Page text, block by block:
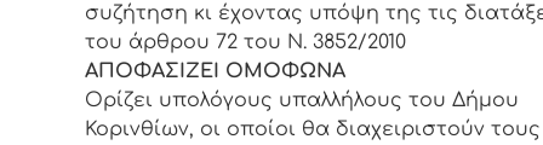
συζήτηση κι έχοντας υπόψη της τις
του άρθρου 72 του Ν. 3852/2010
ΑΠΟΦΑΣΙΖΕΙ ΟΜΟΦΩΝΑ
Ορίζει υπολόγους υπαλλήλους του Δήμου
Κορινθίων, οι οποίοι θα διαχειριστούν τους